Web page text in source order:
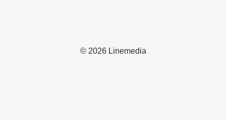
© 2026 Linemedia